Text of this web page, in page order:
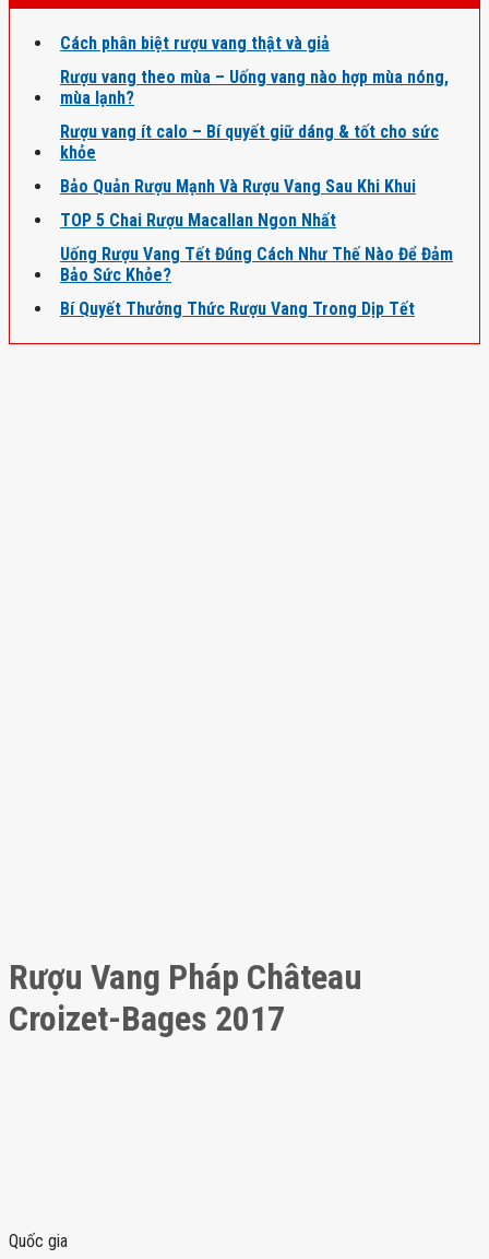
Cách phân biệt rượu vang thật và giả
Rượu vang theo mùa – Uống vang nào hợp mùa nóng,
mùa lạnh?
Rượu vang ít calo – Bí quyết giữ dáng & tốt cho sức
khỏe
Bảo Quản Rượu Mạnh Và Rượu Vang Sau Khi Khui
TOP 5 Chai Rượu Macallan Ngon Nhất
Uống Rượu Vang Tết Đúng Cách Như Thế Nào Để Đảm
Bảo Sức Khỏe?
Bí Quyết Thưởng Thức Rượu Vang Trong Dịp Tết
Rượu Vang Pháp Château
Croizet-Bages 2017
Quốc gia